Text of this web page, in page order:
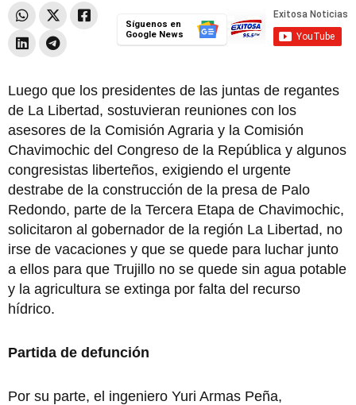
Síguenos en
Google News
Luego que los presidentes de las juntas de regantes
de La Libertad, sostuvieran reuniones con los
asesores de la Comisión Agraria y la Comisión
Chavimochic del Congreso de la República y algunos
congresistas liberteños, exigiendo el urgente
destrabe de la construcción de la presa de Palo
Redondo, parte de la Tercera Etapa de Chavimochic,
solicitaron al gobernador de la región La Libertad, no
irse de vacaciones y que se quede para luchar junto
a ellos para que Trujillo no se quede sin agua potable
y la agricultura se extinga por falta del recurso
hídrico.
Partida de defunción
Por su parte, el ingeniero Yuri Armas Peña,